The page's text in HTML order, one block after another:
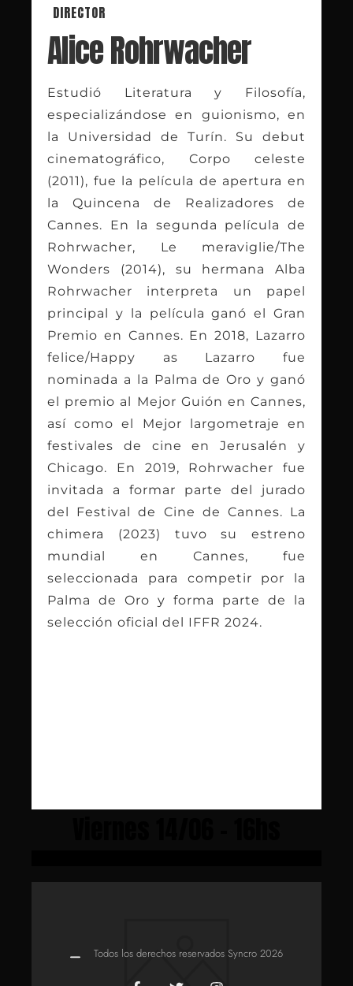
DIRECTOR
Alice Rohrwacher
Estudió Literatura y Filosofía,
especializándose en guionismo, en
la Universidad de Turín. Su debut
cinematográfico, Corpo celeste
(2011), fue la película de apertura en
la Quincena de Realizadores de
Cannes. En la segunda película de
Rohrwacher, Le meraviglie/The
Wonders (2014), su hermana Alba
Rohrwacher interpreta un papel
principal y la película ganó el Gran
Premio en Cannes. En 2018, Lazarro
felice/Happy as Lazarro fue
nominada a la Palma de Oro y ganó
el premio al Mejor Guión en Cannes,
así como el Mejor largometraje en
festivales de cine en Jerusalén y
Chicago. En 2019, Rohrwacher fue
invitada a formar parte del jurado
del Festival de Cine de Cannes. La
chimera (2023) tuvo su estreno
mundial en Cannes, fue
seleccionada para competir por la
Palma de Oro y forma parte de la
selección oficial del IFFR 2024.
Todos los derechos reservados Syncro 2026